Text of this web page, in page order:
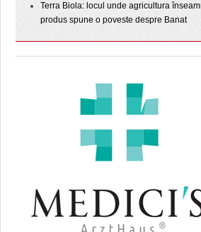
Terra Biola: locul unde agricultura
produs spune o poveste despre Banat